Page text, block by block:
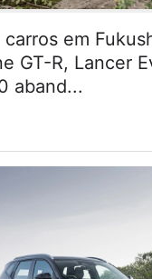
em
GT-R, Lancer
aband...